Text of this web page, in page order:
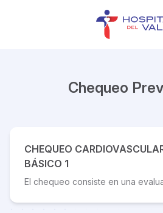
Chequeo
CHEQUEO
BÁSICO 1